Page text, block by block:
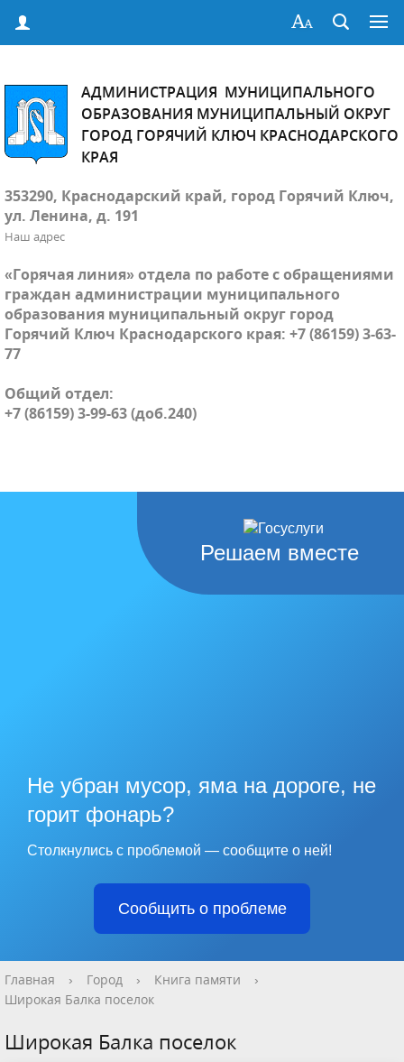
АДМИНИСТРАЦИЯ МУНИЦИПАЛЬНОГО
ОБРАЗОВАНИЯ МУНИЦИПАЛЬНЫЙ ОКРУГ
ГОРОД ГОРЯЧИЙ КЛЮЧ КРАСНОДАРСКОГО
КРАЯ
353290, Краснодарский край, город Горячий Ключ,
ул. Ленина, д. 191
Наш адрес
«Горячая линия» отдела по работе с обращениями
граждан администрации муниципального
образования муниципальный округ город
Горячий Ключ Краснодарского края: +7 (86159) 3-63-
77
Общий отдел:
+7 (86159) 3-99-63 (доб.240)
Решаем вместе
Не убран мусор, яма на дороге, не
горит фонарь?
Столкнулись с проблемой — сообщите о ней!
Сообщить о проблеме
Главная › Город › Книга памяти
›
Широкая Балка поселок
Широкая Балка поселок